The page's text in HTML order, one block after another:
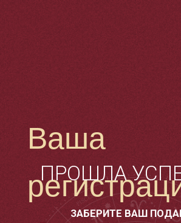
Ваша
регистрация
ПРОШЛА УСПЕШНО!
ЗАБЕРИТЕ ВАШ ПОДАРОК!
там я отправлю ссылку на мастер-класс.